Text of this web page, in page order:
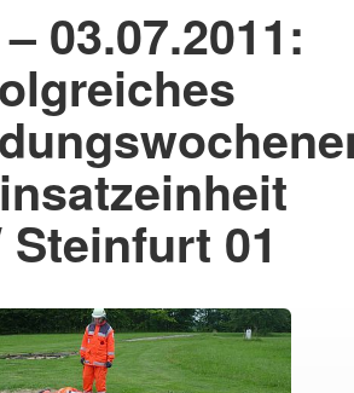
03.07.2011:
Steinfurt 01